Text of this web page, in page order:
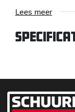
Lees meer